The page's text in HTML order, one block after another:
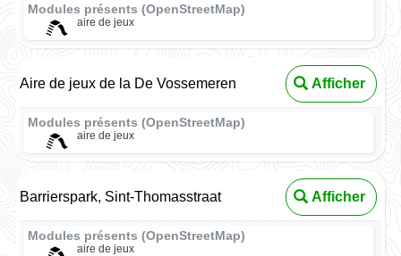
Modules présents (OpenStreetMap)
aire de jeux
Aire de jeux de la De Vossemeren Afficher
Modules présents (OpenStreetMap)
aire de jeux
Barrierspark, Sint-Thomasstraat Afficher
Modules présents (OpenStreetMap)
aire de jeux